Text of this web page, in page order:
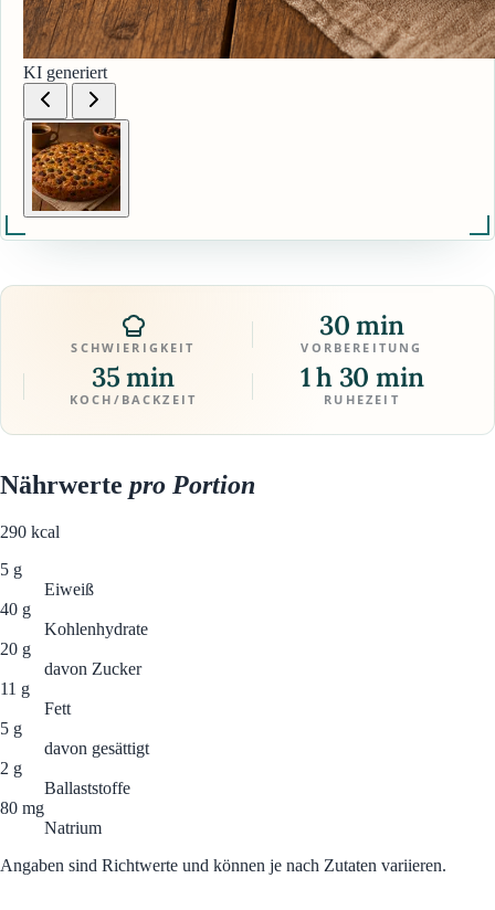
KI generiert
SCHWIERIGKEIT
30 min
VORBEREITUNG
35 min
KOCH/BACKZEIT
1 h 30 min
RUHEZEIT
Nährwerte pro Portion
290 kcal
5 g
Eiweiß
40 g
Kohlenhydrate
20 g
davon Zucker
11 g
Fett
5 g
davon gesättigt
2 g
Ballaststoffe
80 mg
Natrium
Angaben sind Richtwerte und können je nach Zutaten variieren.